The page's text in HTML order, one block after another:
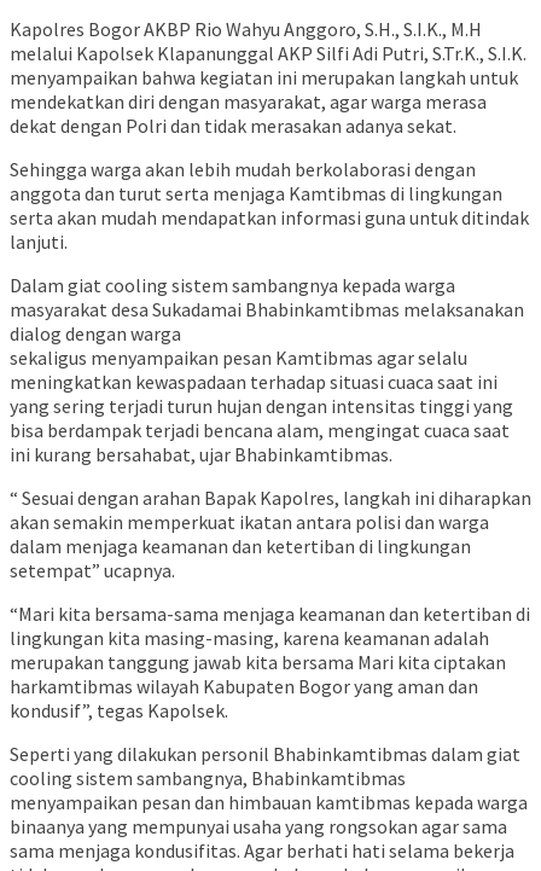
Kapolres Bogor AKBP Rio Wahyu Anggoro, S.H., S.I.K., M.H
melalui Kapolsek Klapanunggal AKP Silfi Adi Putri, S.Tr.K., S.I.K.
menyampaikan bahwa kegiatan ini merupakan langkah untuk
mendekatkan diri dengan masyarakat, agar warga merasa
dekat dengan Polri dan tidak merasakan adanya sekat.
Sehingga warga akan lebih mudah berkolaborasi dengan
anggota dan turut serta menjaga Kamtibmas di lingkungan
serta akan mudah mendapatkan informasi guna untuk ditindak
lanjuti.
Dalam giat cooling sistem sambangnya kepada warga
masyarakat desa Sukadamai Bhabinkamtibmas melaksanakan
dialog dengan warga
sekaligus menyampaikan pesan Kamtibmas agar selalu
meningkatkan kewaspadaan terhadap situasi cuaca saat ini
yang sering terjadi turun hujan dengan intensitas tinggi yang
bisa berdampak terjadi bencana alam, mengingat cuaca saat
ini kurang bersahabat, ujar Bhabinkamtibmas.
“ Sesuai dengan arahan Bapak Kapolres, langkah ini diharapkan
akan semakin memperkuat ikatan antara polisi dan warga
dalam menjaga keamanan dan ketertiban di lingkungan
setempat” ucapnya.
“Mari kita bersama-sama menjaga keamanan dan ketertiban di
lingkungan kita masing-masing, karena keamanan adalah
merupakan tanggung jawab kita bersama Mari kita ciptakan
harkamtibmas wilayah Kabupaten Bogor yang aman dan
kondusif”, tegas Kapolsek.
Seperti yang dilakukan personil Bhabinkamtibmas dalam giat
cooling sistem sambangnya, Bhabinkamtibmas
menyampaikan pesan dan himbauan kamtibmas kepada warga
binaanya yang mempunyai usaha yang rongsokan agar sama
sama menjaga kondusifitas. Agar berhati hati selama bekerja